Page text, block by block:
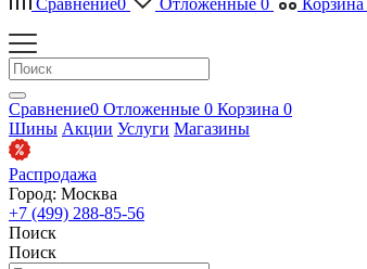
Сравнение0 Отложенные 0 Корзина
Сравнение0 Отложенные 0 Корзина 0
Шины Акции Услуги Магазины
Распродажа
Город: Москва
+7 (499) 288-85-56
Поиск
Поиск